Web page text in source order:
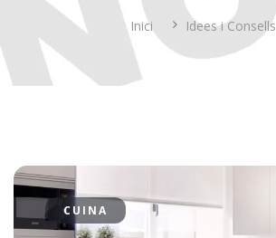
Inici Idees i Consells
CUINA